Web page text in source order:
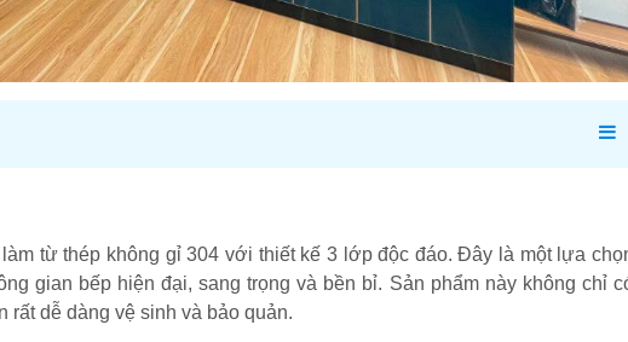
từ thép không gỉ 304 với thiết kế 3 lớp độc đáo. Đây là một lựa
gian bếp hiện đại, sang trọng và bền bỉ. Sản phẩm này không chỉ
rất dễ dàng vệ sinh và bảo quản.